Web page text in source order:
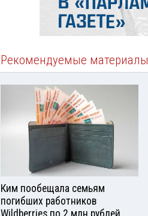
Рекомендуемые материалы
Ким пообещала семьям
погибших работников
Wildberries по 2 млн рублей